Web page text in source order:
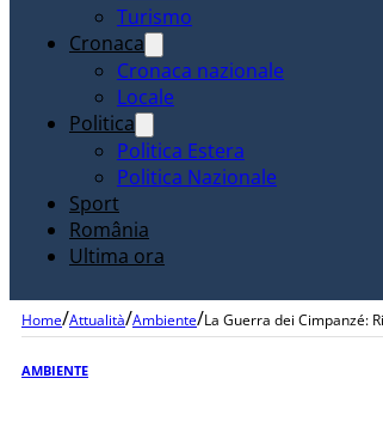
Turismo
Cronaca
Cronaca nazionale
Locale
Politica
Politica Estera
Politica Nazionale
Sport
România
Ultima ora
Home/Attualità/Ambiente/La Guerra dei Cimpanzé:
AMBIENTE